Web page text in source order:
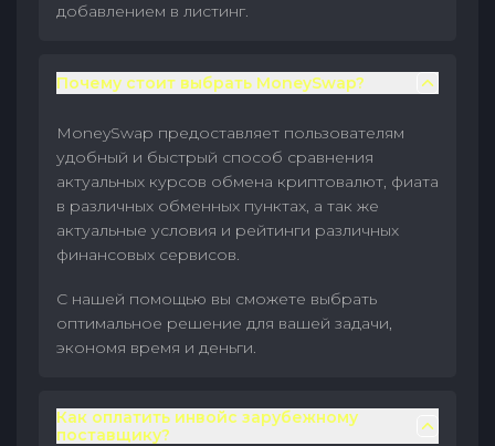
добавлением в листинг.
Почему стоит выбрать MoneySwap?
MoneySwap предоставляет пользователям
удобный и быстрый способ сравнения
актуальных курсов обмена криптовалют, фиата
в различных обменных пунктах, а так же
актуальные условия и рейтинги различных
финансовых сервисов.
С нашей помощью вы сможете выбрать
оптимальное решение для вашей задачи,
экономя время и деньги.
Как оплатить инвойс зарубежному
поставщику?